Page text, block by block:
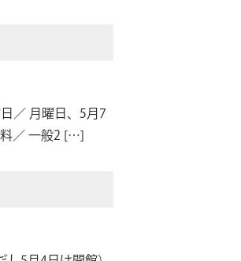
／ 月曜日、5月7
料／ 一般2 […]